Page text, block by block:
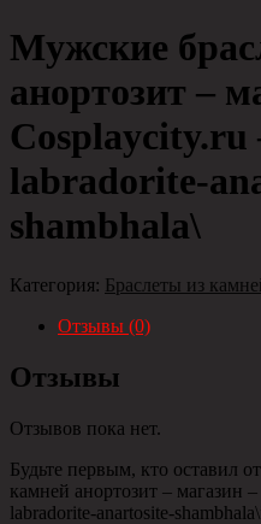
Мужские
анортозит –
Cosplaycity.ru
labradorite-
shambhala\
Категория: Браслеты из
Отзывы (0)
Отзывы
Отзывов пока нет.
Будьте первым, кто оставил
камней анортозит – магазин
labradorite-anartosite-